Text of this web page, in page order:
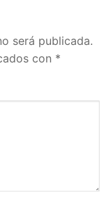
será publicada.
con *